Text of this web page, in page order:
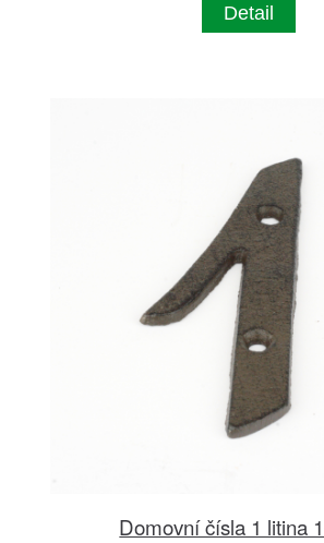
Detail
Domovní čísla 1 litina